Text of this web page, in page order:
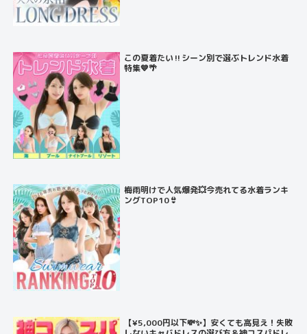
この夏着たい‼️シーン別で選ぶトレンド水着
特集💙🌴
梅雨明けで人気爆発💥今売れてる水着ランキ
ングTOP10👙
【¥5,000円以下💸✨】安くても高見え！失敗